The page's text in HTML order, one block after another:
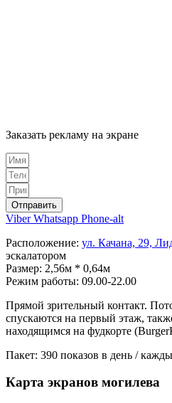
Заказать рекламу на экране
Отправить
Viber Whatsapp Phone-alt
Расположение: ул. Качана, 29,
эскалатором
Размер: 2,56м * 0,64м
Режим работы: 09.00-22.00
Прямой зрительный контакт.
спускаются на первый этаж,
находящимся на фудкорте
Пакет: 390 показов в день /
Карта экранов могилева